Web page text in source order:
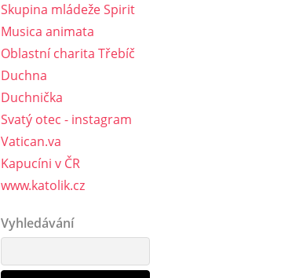
Skupina mládeže Spirit
Musica animata
Oblastní charita Třebíč
Duchna
Duchnička
Svatý otec - instagram
Vatican.va
Kapucíni v ČR
www.katolik.cz
Vyhledávání